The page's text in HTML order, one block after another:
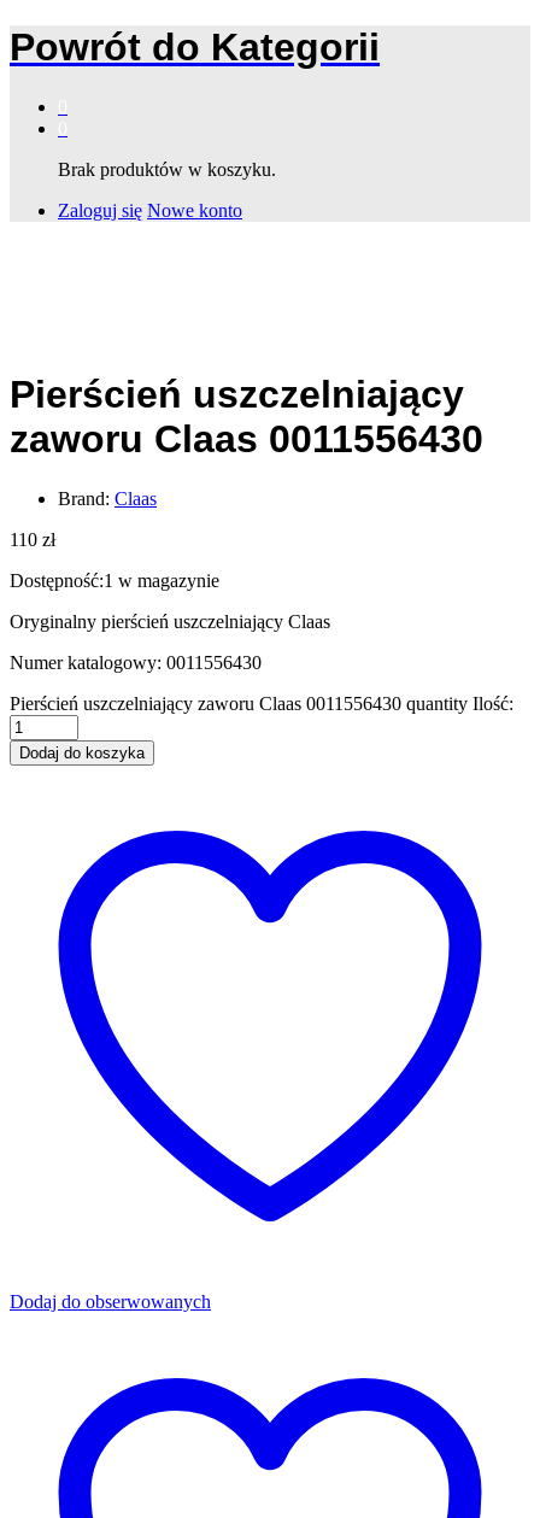
Powrót do Kategorii
Brak produktów w koszyku.
Zaloguj się Nowe konto
Pierścień uszczelniający
zaworu Claas 0011556430
Brand: Claas
110 zł
Dostępność:1 w magazynie
Oryginalny pierścień uszczelniający Claas
Numer katalogowy: 0011556430
Pierścień uszczelniający zaworu Claas 0011556430 quantity Ilość:
Dodaj do koszyka
Dodaj do obserwowanych